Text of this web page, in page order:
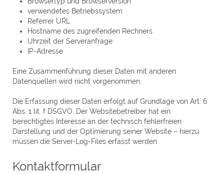
verwendetes Betriebssystem
Referrer URL
Hostname des zugreifenden Rechners
Uhrzeit der Serveranfrage
IP-Adresse
Eine Zusammenführung dieser Daten mit anderen
Datenquellen wird nicht vorgenommen.
Die Erfassung dieser Daten erfolgt auf Grundlage von Art. 6
Abs. 1 lit. f DSGVO. Der Websitebetreiber hat ein
berechtigtes Interesse an der technisch fehlerfreien
Darstellung und der Optimierung seiner Website – hierzu
müssen die Server-Log-Files erfasst werden.
Kontaktformular